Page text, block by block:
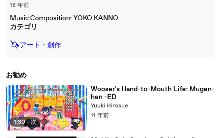
18 年前
Music Composition: YOKO KANNO
カテゴリ
🦄アート・創作
お勧め
1:30 | 次
Wooser's Hand-to-Mouth Life: Mugen-
hen -ED
Yuuki Hirosue
11 年前